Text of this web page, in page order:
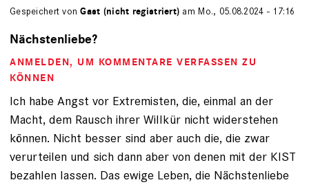
Gespeichert vonGast (nicht registriert) am Mo., 05.08.2024 - 17:16
Nächstenliebe?
ANMELDEN, UM KOMMENTARE VERFASSEN ZU
KÖNNEN
Ich habe Angst vor Extremisten, die, einmal an der
Macht, dem Rausch ihrer Willkür nicht widerstehen
können. Nicht besser sind aber auch die, die zwar
verurteilen und sich dann aber von denen mit der KIST
bezahlen lassen. Das ewige Leben, die Nächstenliebe